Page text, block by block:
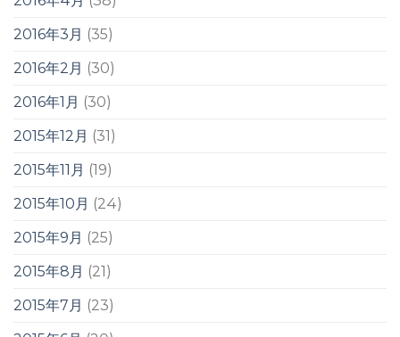
2016年3月 (35)
2016年2月 (30)
2016年1月 (30)
2015年12月 (31)
2015年11月 (19)
2015年10月 (24)
2015年9月 (25)
2015年8月 (21)
2015年7月 (23)